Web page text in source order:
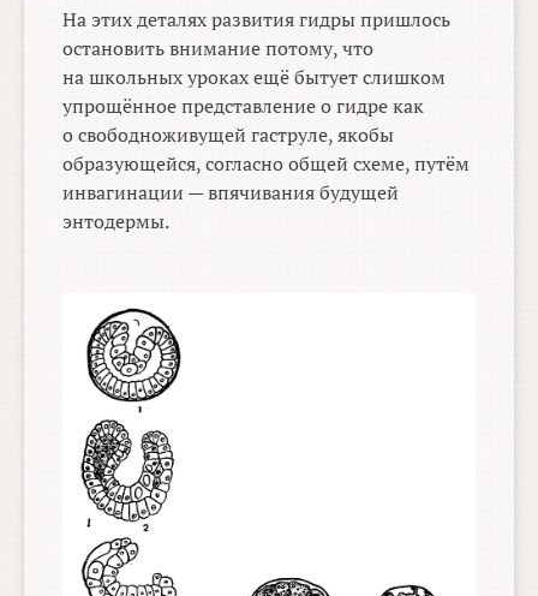
На этих деталях развития гидры пришлось
остановить внимание потому, что
на школьных уроках ещё бытует слишком
упрощённое представление о гидре как
о свободноживущей гаструле, якобы
образующейся, согласно общей схеме, путём
инвагинации — впячивания будущей
энтодермы.